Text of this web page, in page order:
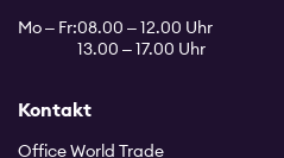
Kontakt
Office World Trade
Mo – Fr:08.00 – 12.00 Uhr
13.00 – 17.00 Uhr